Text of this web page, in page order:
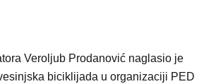
Veroljub Prodanović naglasio je
biciklijada u organizaciji PED